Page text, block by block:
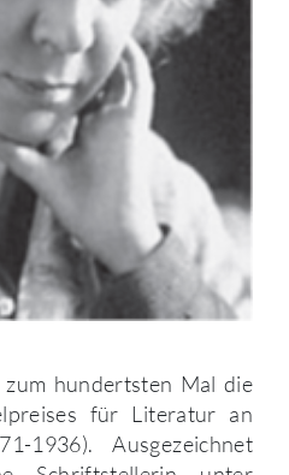
hundertsten Mal die
für Literatur an
1936). Ausgezeichnet